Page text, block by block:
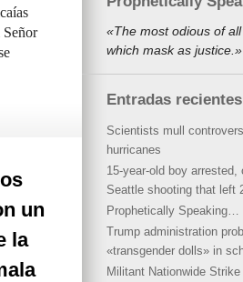
un
la
«The most odious of
which mask as justice.»
Entradas recientes
Scientists mull
hurricanes
15-year-old boy
Seattle shooting that left
Prophetically Speaking…
Trump administration
«transgender dolls» in
Militant Nationwide